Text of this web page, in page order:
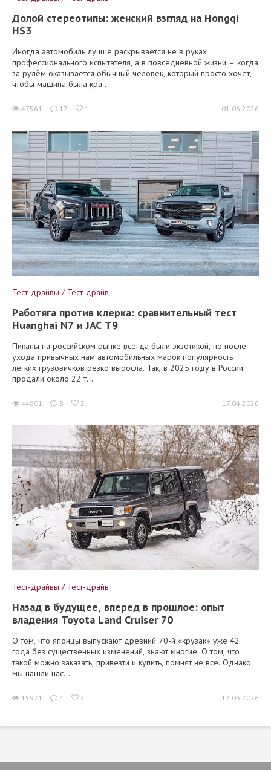
Долой стереотипы: женский взгляд на Hongqi
HS3
Иногда автомобиль лучше раскрывается не в руках
профессионального испытателя, а в повседневной жизни – когда
за рулём оказывается обычный человек, который просто хочет,
чтобы машина была кра...
47561 12 1 01.06.2026
Тест-драйвы / Тест-драйв
Работяга против клерка: сравнительный тест
Huanghai N7 и JAC T9
Пикапы на российском рынке всегда были экзотикой, но после
ухода привычных нам автомобильных марок популярность
лёгких грузовичков резко выросла. Так, в 2025 году в России
продали около 22 т...
44801 8 2 17.04.2026
Тест-драйвы / Тест-драйв
Назад в будущее, вперед в прошлое: опыт
владения Toyota Land Cruiser 70
О том, что японцы выпускают древний 70-й «крузак» уже 42
года без существенных изменений, знают многие. О том, что
такой можно заказать, привезти и купить, помнят не все. Однако
мы нашли нас...
15971 4 2 12.03.2026